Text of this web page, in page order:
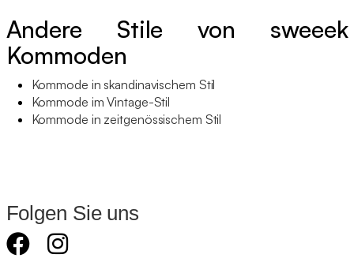
Andere Stile von sweeek
Kommoden
Kommode in skandinavischem Stil
Kommode im Vintage-Stil
Kommode in zeitgenössischem Stil
Folgen Sie uns